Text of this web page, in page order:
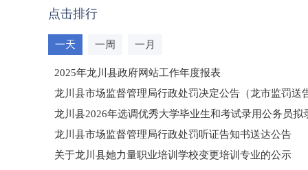
点击排行
一天 一周 一月
2025年龙川县政府网站工作年度报表
龙川县市场监督管理局行政处罚决定公告（龙市监罚送
龙川县2026年选调优秀大学毕业生和考试录用公务员拟
龙川县市场监督管理局行政处罚听证告知书送达公告
（龙市监罚送告〔2026〕71号）
关于龙川县她力量职业培训学校变更培训专业的公示